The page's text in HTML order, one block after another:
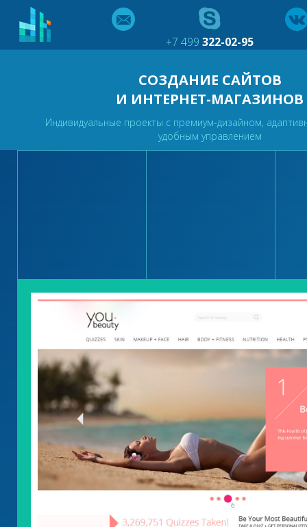
+7 499322-02-95
СОЗДАНИЕ САЙТОВ
И ИНТЕРНЕТ-МАГАЗИНОВ
Индивидуальные проекты с премиум-дизайном,
удобным управлением